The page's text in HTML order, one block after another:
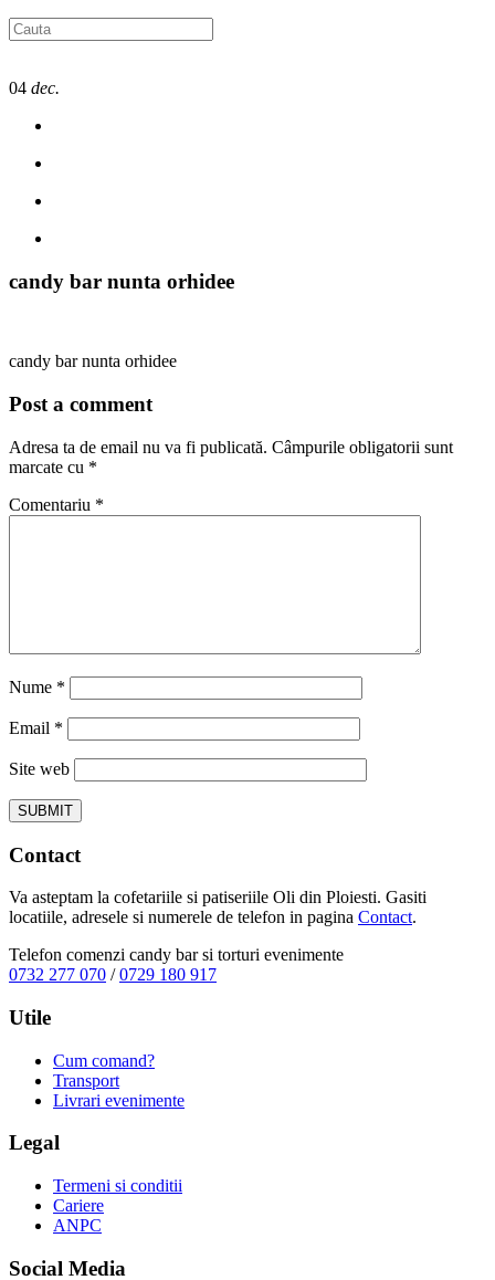
04 dec.
candy bar nunta orhidee
candy bar nunta orhidee
Post a comment
Adresa ta de email nu va fi publicată. Câmpurile obligatorii sunt
marcate cu *
Comentariu *
Nume *
Email *
Site web
Contact
Va asteptam la cofetariile si patiseriile Oli din Ploiesti. Gasiti
locatiile, adresele si numerele de telefon in pagina Contact.
Telefon comenzi candy bar si torturi evenimente
0732 277 070 /0729 180 917
Utile
Cum comand?
Transport
Livrari evenimente
Legal
Termeni si conditii
Cariere
ANPC
Social Media